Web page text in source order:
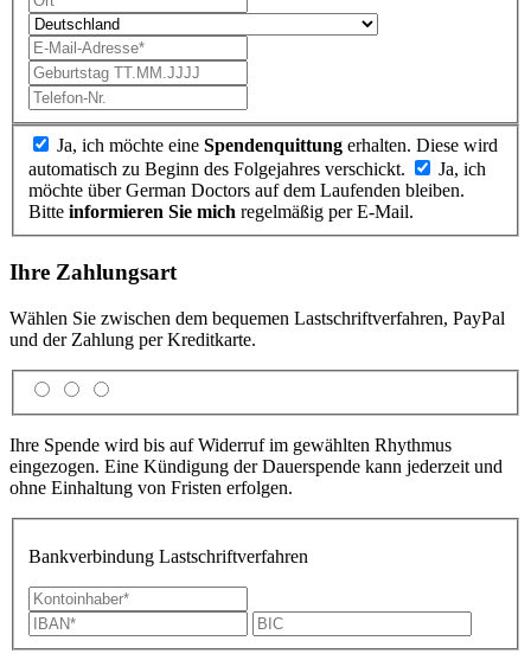
Ja, ich möchte eine Spendenquittung erhalten. Diese wird
automatisch zu Beginn des Folgejahres verschickt.
Ja, ich
möchte über German Doctors auf dem Laufenden bleiben.
Bitte informieren Sie mich regelmäßig per E-Mail.
Ihre Zahlungsart
Wählen Sie zwischen dem bequemen Lastschrift­verfahren, PayPal
und der Zahlung per Kreditkarte.
Ihre Spende wird bis auf Widerruf im gewählten Rhythmus
eingezogen. Eine Kündigung der Dauerspende kann jederzeit und
ohne Einhaltung von Fristen erfolgen.
Bankverbindung Lastschriftverfahren